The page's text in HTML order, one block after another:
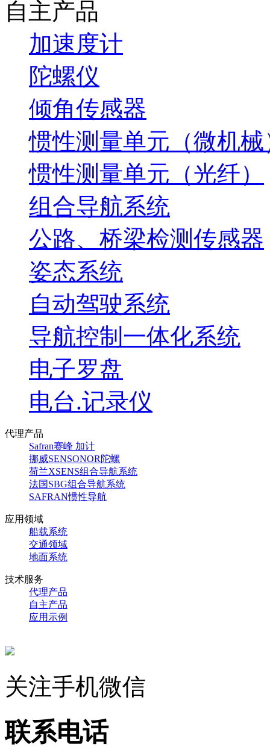
自主产品
加速度计
陀螺仪
倾角传感器
惯性测量单元（微机械
惯性测量单元（光纤）
组合导航系统
公路、桥梁检测传感器
姿态系统
自动驾驶系统
导航控制一体化系统
电子罗盘
电台.记录仪
代理产品
Safran赛峰 加计
挪威SENSONOR陀螺
荷兰XSENS组合导航系统
法国SBG组合导航系统
SAFRAN惯性导航
应用领域
船载系统
交通领域
地面系统
技术服务
代理产品
自主产品
应用示例
关注手机微信
联系电话